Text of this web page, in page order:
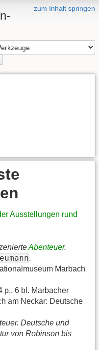
zum Inhalt springen
Ausstellungen rund
Abenteuer.
.
Marbach
p., 6 bl. Marbacher
am Neckar: Deutsche
Deutsche und
von Robinson bis